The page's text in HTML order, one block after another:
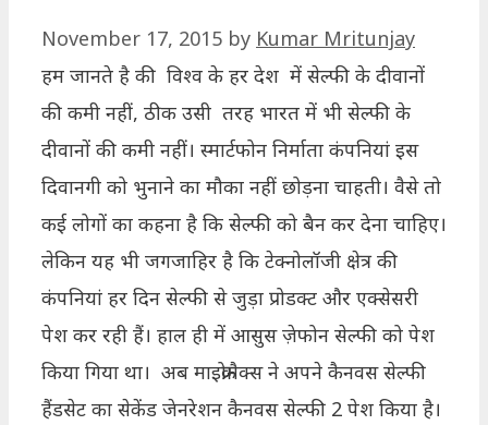
November 17, 2015 by Kumar Mritunjay
हम जानते है की विश्व के हर देश में सेल्फी के दीवानों
की कमी नहीं, ठीक उसी तरह भारत में भी सेल्फी के
दीवानों की कमी नहीं। स्मार्टफोन निर्माता कंपनियां इस
दिवानगी को भुनाने का मौका नहीं छोड़ना चाहती। वैसे तो
कई लोगों का कहना है कि सेल्फी को बैन कर देना चाहिए।
लेकिन यह भी जगजाहिर है कि टेक्नोलॉजी क्षेत्र की
कंपनियां हर दिन सेल्फी से जुड़ा प्रोडक्ट और एक्सेसरी
पेश कर रही हैं। हाल ही में आसुस ज़ेफोन सेल्फी को पेश
किया गिया था। अब माइक्रोमैक्स ने अपने कैनवस सेल्फी
हैंडसेट का सेकेंड जेनरेशन कैनवस सेल्फी 2 पेश किया है।